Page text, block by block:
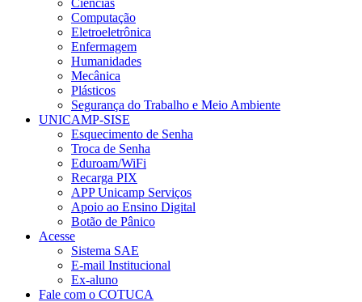
Ciências
Computação
Eletroeletrônica
Enfermagem
Humanidades
Mecânica
Plásticos
Segurança do Trabalho e Meio Ambiente
UNICAMP-SISE
Esquecimento de Senha
Troca de Senha
Eduroam/WiFi
Recarga PIX
APP Unicamp Serviços
Apoio ao Ensino Digital
Botão de Pânico
Acesse
Sistema SAE
E-mail Institucional
Ex-aluno
Fale com o COTUCA